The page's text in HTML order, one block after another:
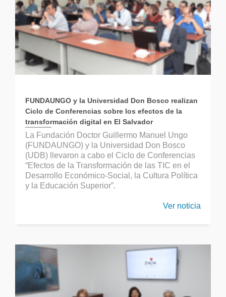
FUNDAUNGO y la Universidad Don Bosco realizan
Ciclo de Conferencias sobre los efectos de la
transformación digital en El Salvador
La Fundación Doctor Guillermo Manuel Ungo
(FUNDAUNGO) y la Universidad Don Bosco
(UDB) llevaron a cabo el Ciclo de Conferencias
“Efectos de la Transformación de las TIC en el
Desarrollo Económico-Social, la Cultura Política
y la Educación Superior”.
Ver noticia